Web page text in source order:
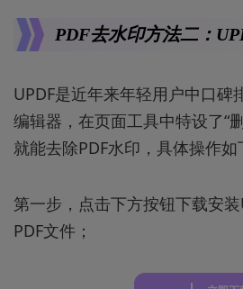
PDF去水印方法二：
UPDF是近年来年轻用户中口碑
编辑器，在页面工具中特设了“
就能去除PDF水印，具体操作如
第一步，点击下方按钮下载安
PDF文件；